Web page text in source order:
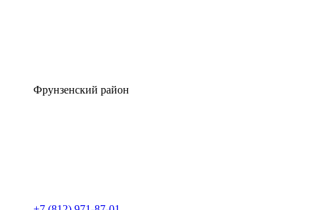
Фрунзенский район